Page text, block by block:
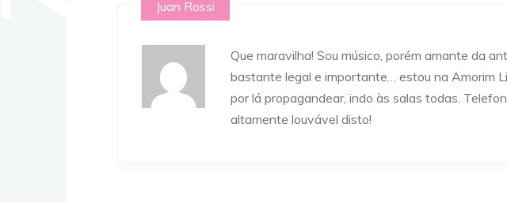
Juan Rossi
Que maravilha! Sou músico, porém amante da
bastante legal e importante… estou na Amorim
por lá propagandear, indo às salas todas.
altamente louvável disto!